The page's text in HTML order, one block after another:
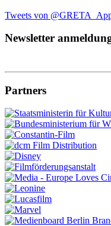
Tweets von
Newsletter
Partners